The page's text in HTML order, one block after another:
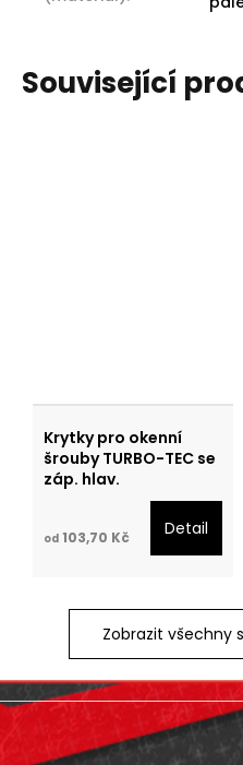
Související
Krytky pro okenní
šrouby TURBO-TEC se
záp. hlav.
od 103,70 Kč Detail
Zobrazit všechny
Z
á